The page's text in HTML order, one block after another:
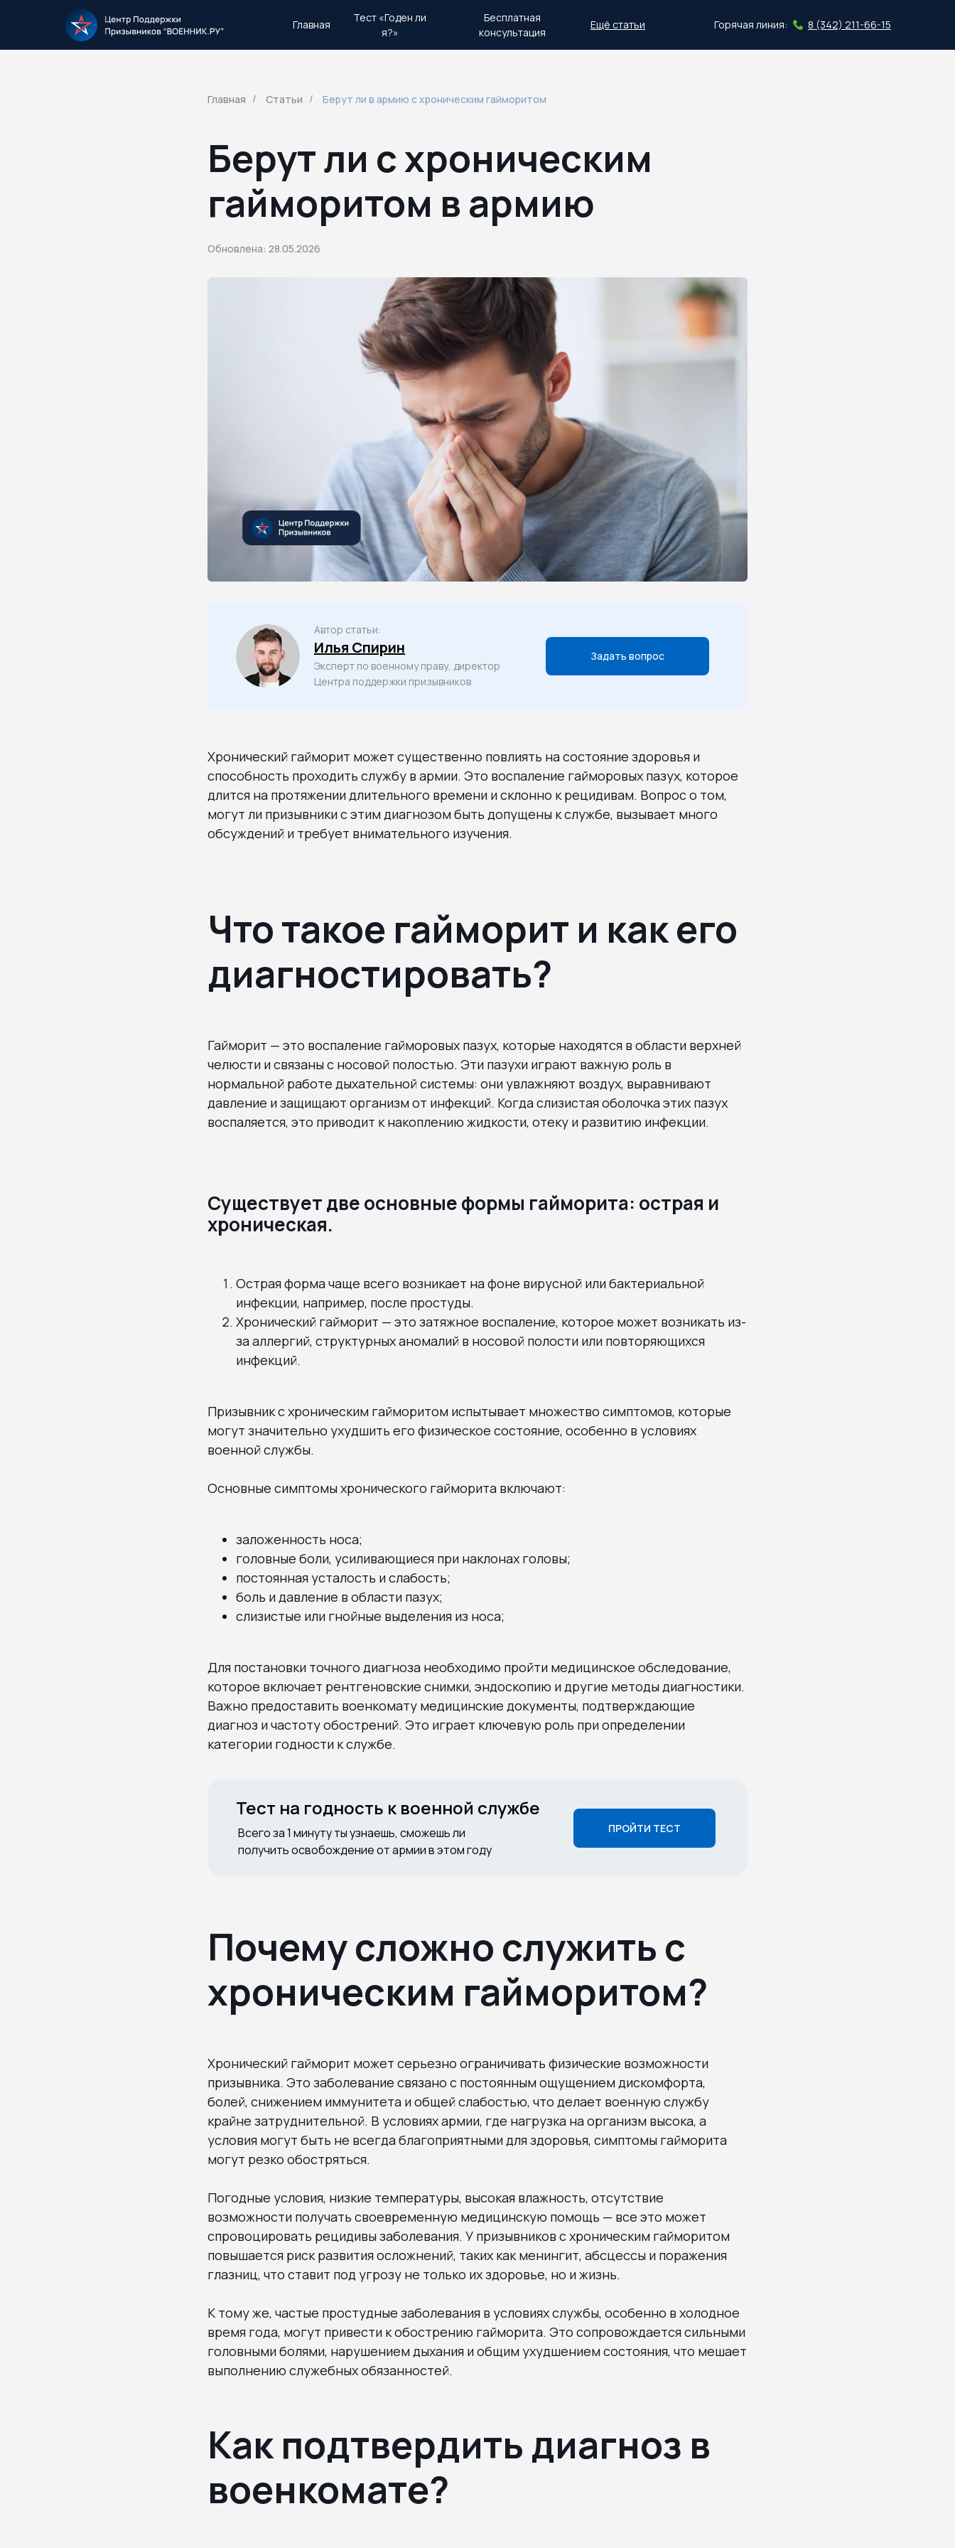
8 (342) 211-66-15
Горячая линия:
Ещё статьи
Тест «Годен ли
я?»
Главная
Бесплатная
консультация
Главная / Статьи / Берут ли в армию с хроническим гайморитом
Берут ли с хроническим
гайморитом в армию
Обновлена: 28.05.2026
Илья Спирин
Эксперт по военному праву, директор
Центра поддержки призывников
Автор статьи:
Задать вопрос
Хронический гайморит может существенно повлиять на состояние здоровья и
способность проходить службу в армии. Это воспаление гайморовых пазух, которое
длится на протяжении длительного времени и склонно к рецидивам. Вопрос о том,
могут ли призывники с этим диагнозом быть допущены к службе, вызывает много
обсуждений и требует внимательного изучения.
Что такое гайморит и как его
диагностировать?
Гайморит — это воспаление гайморовых пазух, которые находятся в области верхней
челюсти и связаны с носовой полостью. Эти пазухи играют важную роль в
нормальной работе дыхательной системы: они увлажняют воздух, выравнивают
давление и защищают организм от инфекций. Когда слизистая оболочка этих пазух
воспаляется, это приводит к накоплению жидкости, отеку и развитию инфекции.
Существует две основные формы гайморита: острая и
хроническая.
Острая форма чаще всего возникает на фоне вирусной или бактериальной
инфекции, например, после простуды.
Хронический гайморит — это затяжное воспаление, которое может возникать из-
за аллергий, структурных аномалий в носовой полости или повторяющихся
инфекций.
Призывник с хроническим гайморитом испытывает множество симптомов, которые
могут значительно ухудшить его физическое состояние, особенно в условиях
военной службы.
Основные симптомы хронического гайморита включают:
заложенность носа;
головные боли, усиливающиеся при наклонах головы;
постоянная усталость и слабость;
боль и давление в области пазух;
слизистые или гнойные выделения из носа;
Для постановки точного диагноза необходимо пройти медицинское обследование,
которое включает рентгеновские снимки, эндоскопию и другие методы диагностики.
Важно предоставить военкомату медицинские документы, подтверждающие
диагноз и частоту обострений. Это играет ключевую роль при определении
категории годности к службе.
ПРОЙТИ ТЕСТ
Тест на годность к военной службе
Всего за 1 минуту ты узнаешь, сможешь ли
получить освобождение от армии в этом году
Почему сложно служить с
хроническим гайморитом?
Хронический гайморит может серьезно ограничивать физические возможности
призывника. Это заболевание связано с постоянным ощущением дискомфорта,
болей, снижением иммунитета и общей слабостью, что делает военную службу
крайне затруднительной. В условиях армии, где нагрузка на организм высока, а
условия могут быть не всегда благоприятными для здоровья, симптомы гайморита
могут резко обостряться.
Погодные условия, низкие температуры, высокая влажность, отсутствие
возможности получать своевременную медицинскую помощь — все это может
спровоцировать рецидивы заболевания. У призывников с хроническим гайморитом
повышается риск развития осложнений, таких как менингит, абсцессы и поражения
глазниц, что ставит под угрозу не только их здоровье, но и жизнь.
К тому же, частые простудные заболевания в условиях службы, особенно в холодное
время года, могут привести к обострению гайморита. Это сопровождается сильными
головными болями, нарушением дыхания и общим ухудшением состояния, что мешает
выполнению служебных обязанностей.
Как подтвердить диагноз в
военкомате?